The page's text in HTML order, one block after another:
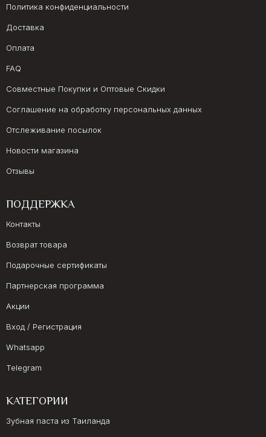
Политика конфиденциальности
Доставка
Оплата
FAQ
Совместные Покупки и Оптовые Скидки
Соглашение на обработку персональных данных
Отслеживание посылок
Новости магазина
Отзывы
ПОДДЕРЖКА
Контакты
Возврат товара
Подарочные сертификаты
Партнерская программа
Акции
Вход / Регистрация
Whatsapp
Telegram
КАТЕГОРИИ
Зубная паста из Таиланда